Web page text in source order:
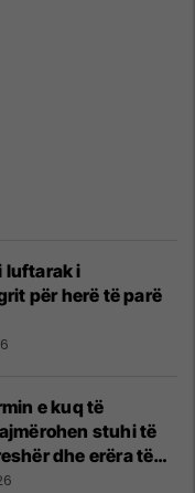
luftarak i
për herë të parë
e kuq të
stuhi të
dhe erëra të